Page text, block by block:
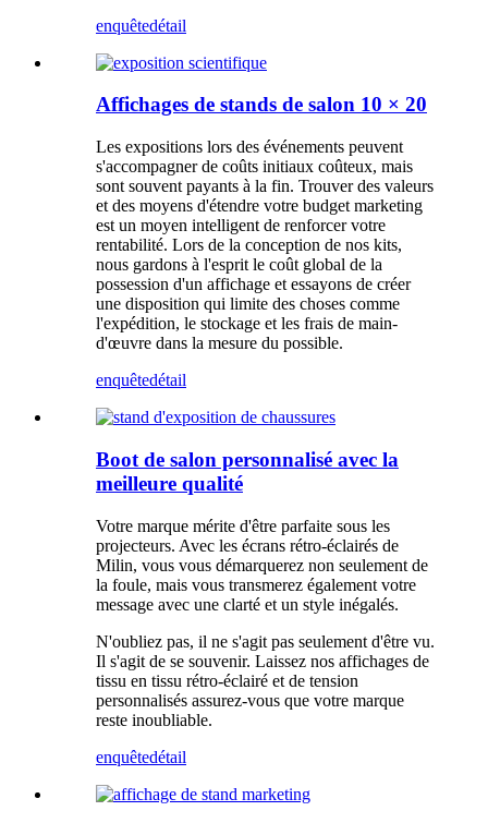
enquêtedétail
Affichages de stands de salon 10 × 20
Les expositions lors des événements peuvent
s'accompagner de coûts initiaux coûteux, mais
sont souvent payants à la fin. Trouver des valeurs
et des moyens d'étendre votre budget marketing
est un moyen intelligent de renforcer votre
rentabilité. Lors de la conception de nos kits,
nous gardons à l'esprit le coût global de la
possession d'un affichage et essayons de créer
une disposition qui limite des choses comme
l'expédition, le stockage et les frais de main-
d'œuvre dans la mesure du possible.
enquêtedétail
Boot de salon personnalisé avec la
meilleure qualité
Votre marque mérite d'être parfaite sous les
projecteurs. Avec les écrans rétro-éclairés de
Milin, vous vous démarquerez non seulement de
la foule, mais vous transmerez également votre
message avec une clarté et un style inégalés.
N'oubliez pas, il ne s'agit pas seulement d'être vu.
Il s'agit de se souvenir. Laissez nos affichages de
tissu en tissu rétro-éclairé et de tension
personnalisés assurez-vous que votre marque
reste inoubliable.
enquêtedétail